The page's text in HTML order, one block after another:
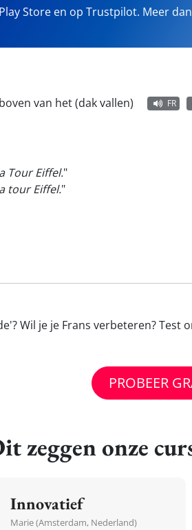
Store en op Trustpilot. Meer
van het (dak vallen) FR
Tour Eiffel."
tour Eiffel."
Wil je je Frans verbeteren?
PROBEER
zeggen onze
Innovatief
Marie (Amsterdam, Nederland)